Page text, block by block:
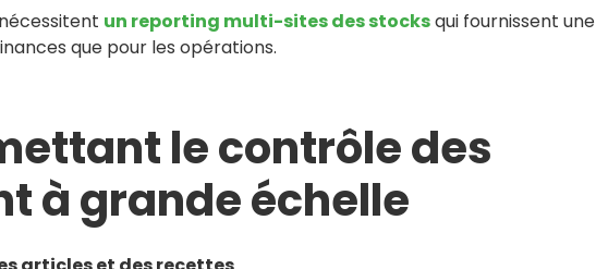
un reporting multi-sites des stocksqui fournissent une
que pour les opérations.
le contrôle des
à grande échelle